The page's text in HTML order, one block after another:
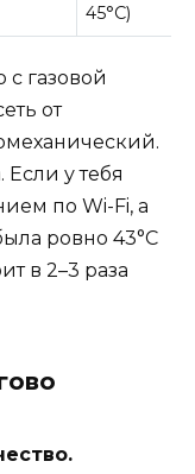
45°C)
с газовой
от
у тебя
по Wi-Fi, а
ровно 43°C
в 2–3 раза